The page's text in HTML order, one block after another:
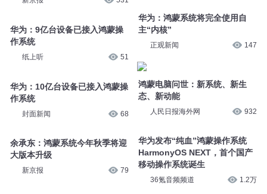
华为：9亿台设备已接入鸿蒙操
作系统
纸上听 51
华为：10亿台设备已接入鸿蒙操
作系统
封面新闻 68
余承东：鸿蒙系统今年秋季将迎
大版本升级
新京报 79
华为：鸿蒙系统将完全使用自
主“内核”
正观新闻 147
鸿蒙电脑问世：新系统、新生
态、新动能
人民日报海外网 932
华为发布“纯血”鸿蒙操作系统
HarmonyOS NEXT，首个国产
移动操作系统诞生
36氪音频频道 1.2万